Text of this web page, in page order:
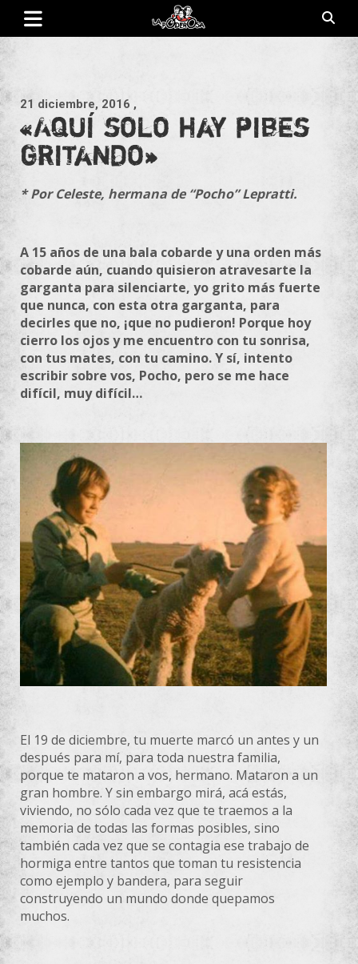
Saltar
contenido
La Poderosa
21 diciembre, 2016 ,
«Aquí solo hay pibes
gritando»
* Por Celeste, hermana de “Pocho” Lepratti.
A 15 años de una bala cobarde y una orden más
cobarde aún, cuando quisieron atravesarte la
garganta para silenciarte, yo grito más fuerte
que nunca, con esta otra garganta, para
decirles que no, ¡que no pudieron! Porque hoy
cierro los ojos y me encuentro con tu sonrisa,
con tus mates, con tu camino. Y sí, intento
escribir sobre vos, Pocho, pero se me hace
difícil, muy difícil…
El 19 de diciembre, tu muerte marcó un antes y un
después para mí, para toda nuestra familia,
porque te mataron a vos, hermano. Mataron a un
gran hombre. Y sin embargo mirá, acá estás,
viviendo, no sólo cada vez que te traemos a la
memoria de todas las formas posibles, sino
también cada vez que se contagia ese trabajo de
hormiga entre tantos que toman tu resistencia
como ejemplo y bandera, para seguir
construyendo un mundo donde quepamos
muchos.